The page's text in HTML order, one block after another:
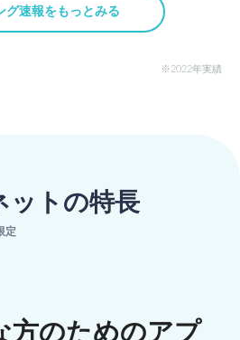
グ速報をもっとみる
2022年実績
ットの特長
定
方のためのアプ